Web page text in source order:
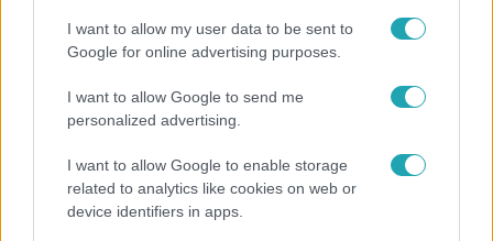
I want to allow my user data to be sent to
Google for online advertising purposes.
I want to allow Google to send me
personalized advertising.
I want to allow Google to enable storage
related to analytics like cookies on web or
device identifiers in apps.
A Szuverenitásvédelmi Hivatal vizsgálatot indított
A Szuverenitásvédelmi Hivatal hatoldalas levélben
összesen 62 kérdést tett fel a választói akarat
befolyásolásával gyanúsított korrupcióellenes szervezet
magyar irodájának.